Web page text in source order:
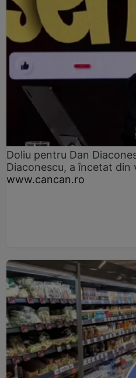
Doliu pentru Dan
Diaconescu, a încetat din
www.cancan.ro